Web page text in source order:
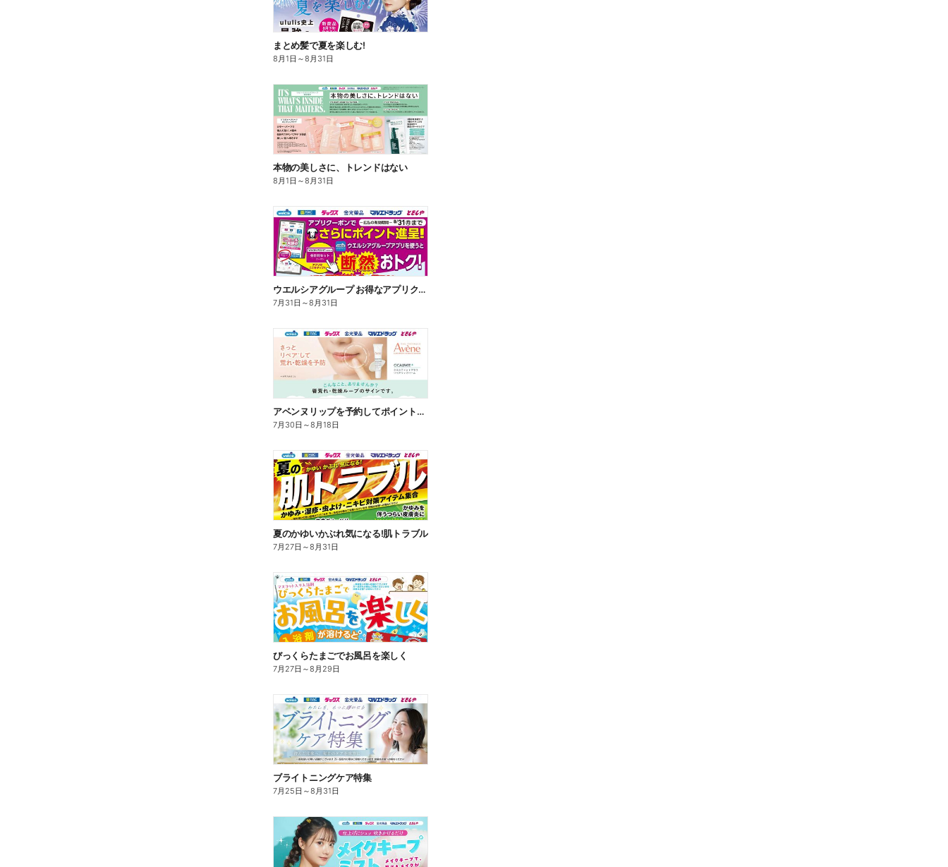
まとめ髪で夏を楽しむ!
8月1日 ～8月31日
本物の美しさに、トレンドはない
8月1日 ～8月31日
ウエルシアグループ お得なアプリクーポン
7月31日 ～8月31日
アベンヌリップを予約してポイントゲット!
7月30日 ～8月18日
夏のかゆいかぶれ気になる!肌トラブル
7月27日 ～8月31日
びっくらたまごでお風呂を楽しく
7月27日 ～8月29日
ブライトニングケア特集
7月25日 ～8月31日